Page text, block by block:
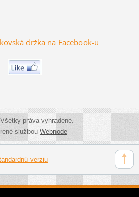
držka na Facebook-u
práva vyhradené.
službouWebnode
verziu